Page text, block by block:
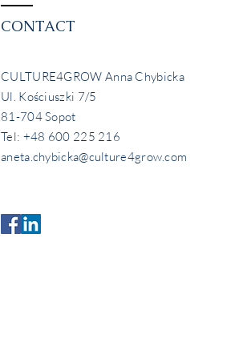
CONTACT
CULTURE4GROW Anna Chybicka
Ul. Kościuszki 7/5
81-704 Sopot
Tel: +48 600 225 216
aneta.chybicka@culture4grow.com